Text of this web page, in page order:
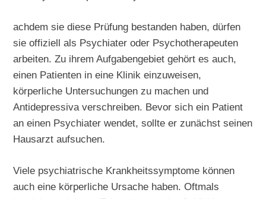
achdem sie diese Prüfung bestanden haben, dürfen
sie offiziell als Psychiater oder Psychotherapeuten
arbeiten. Zu ihrem Aufgabengebiet gehört es auch,
einen Patienten in eine Klinik einzuweisen,
körperliche Untersuchungen zu machen und
Antidepressiva verschreiben. Bevor sich ein Patient
an einen Psychiater wendet, sollte er zunächst seinen
Hausarzt aufsuchen.
Viele psychiatrische Krankheitssymptome können
auch eine körperliche Ursache haben. Oftmals